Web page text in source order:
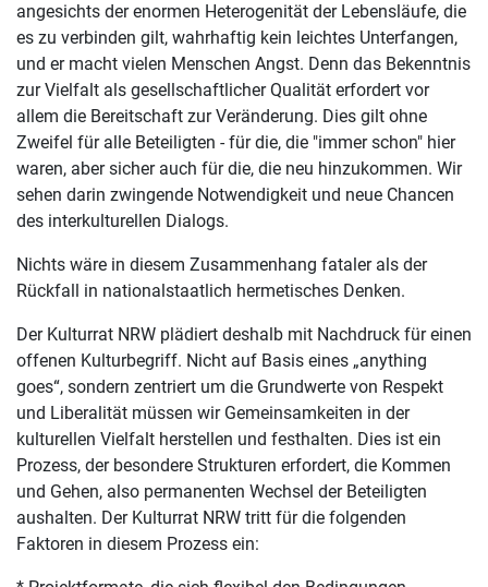
angesichts der enormen Heterogenität der Lebensläufe, die
es zu verbinden gilt, wahrhaftig kein leichtes Unterfangen,
und er macht vielen Menschen Angst. Denn das Bekenntnis
zur Vielfalt als gesellschaftlicher Qualität erfordert vor
allem die Bereitschaft zur Veränderung. Dies gilt ohne
Zweifel für alle Beteiligten - für die, die "immer schon" hier
waren, aber sicher auch für die, die neu hinzukommen. Wir
sehen darin zwingende Notwendigkeit und neue Chancen
des interkulturellen Dialogs.
Nichts wäre in diesem Zusammenhang fataler als der
Rückfall in nationalstaatlich hermetisches Denken.
Der Kulturrat NRW plädiert deshalb mit Nachdruck für einen
offenen Kulturbegriff. Nicht auf Basis eines „anything
goes“, sondern zentriert um die Grundwerte von Respekt
und Liberalität müssen wir Gemeinsamkeiten in der
kulturellen Vielfalt herstellen und festhalten. Dies ist ein
Prozess, der besondere Strukturen erfordert, die Kommen
und Gehen, also permanenten Wechsel der Beteiligten
aushalten. Der Kulturrat NRW tritt für die folgenden
Faktoren in diesem Prozess ein: